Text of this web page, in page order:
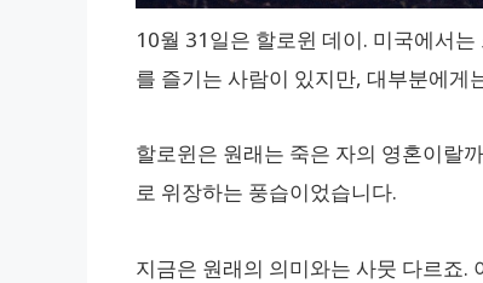
10월 31일은 할로윈 데이. 미국에서
를 즐기는 사람이 있지만, 대부분에게
할로윈은 원래는 죽은 자의 영혼이랄
로 위장하는 풍습이었습니다.
지금은 원래의 의미와는 사뭇 다르죠.